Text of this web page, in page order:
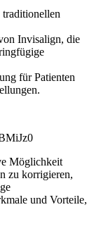
Invisalign, die
für Patienten
Möglichkeit
zu korrigieren,
und Vorteile,